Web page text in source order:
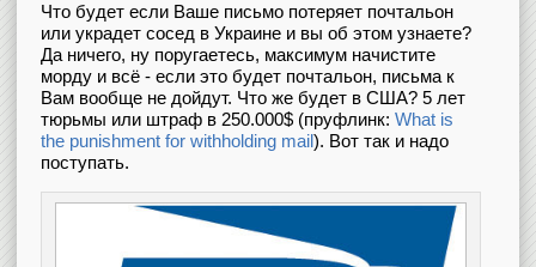
Что будет если Ваше письмо потеряет почтальон
или украдет сосед в Украине и вы об этом узнаете?
Да ничего, ну поругаетесь, максимум начистите
морду и всё - если это будет почтальон, письма к
Вам вообще не дойдут. Что же будет в США? 5 лет
тюрьмы или штраф в 250.000$ (пруфлинк: What is
the punishment for withholding mail). Вот так и надо
поступать.